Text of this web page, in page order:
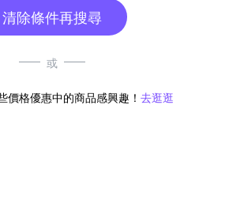
清除條件再搜尋
或
價格優惠中的商品感興趣！ 去逛逛